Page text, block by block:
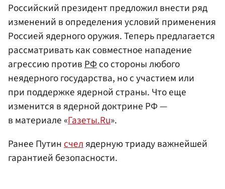
Российский президент предложил внести ряд
изменений в определения условий применения
Россией ядерного оружия. Теперь предлагается
рассматривать как совместное нападение
агрессию противРФсо стороны любого
неядерного государства, но с участием или
при поддержке ядерной страны. Что еще
изменится в ядерной доктрине РФ —
в материале «Газеты.Ru».
Ранее Путинсчелядерную триаду важнейшей
гарантией безопасности.